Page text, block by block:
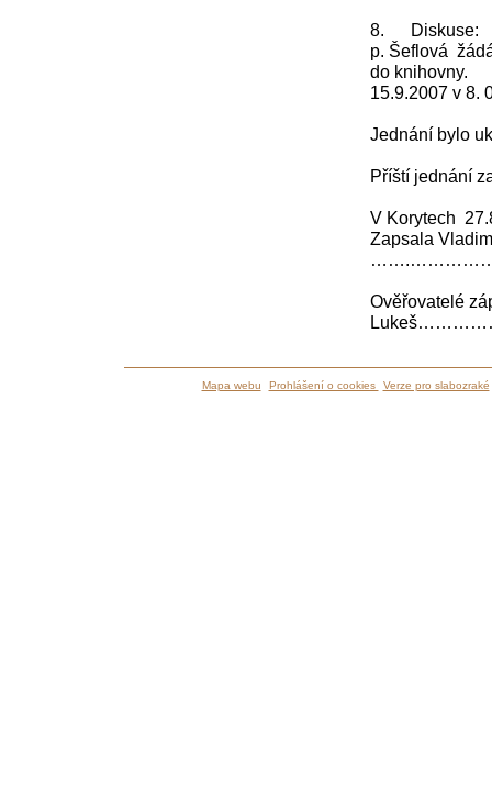
8. Diskuse:
p. Šeflová
do knihovny.
15.9.2007 v 8.
Jednání bylo
Příští jednání
V Korytech
Zapsala
Ověřovatelé
Mapa webu Prohlášení o cookies Verze pro slabozraké